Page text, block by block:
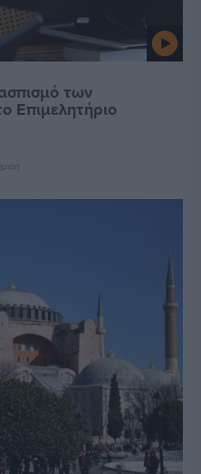
των
Επιμελητήριο